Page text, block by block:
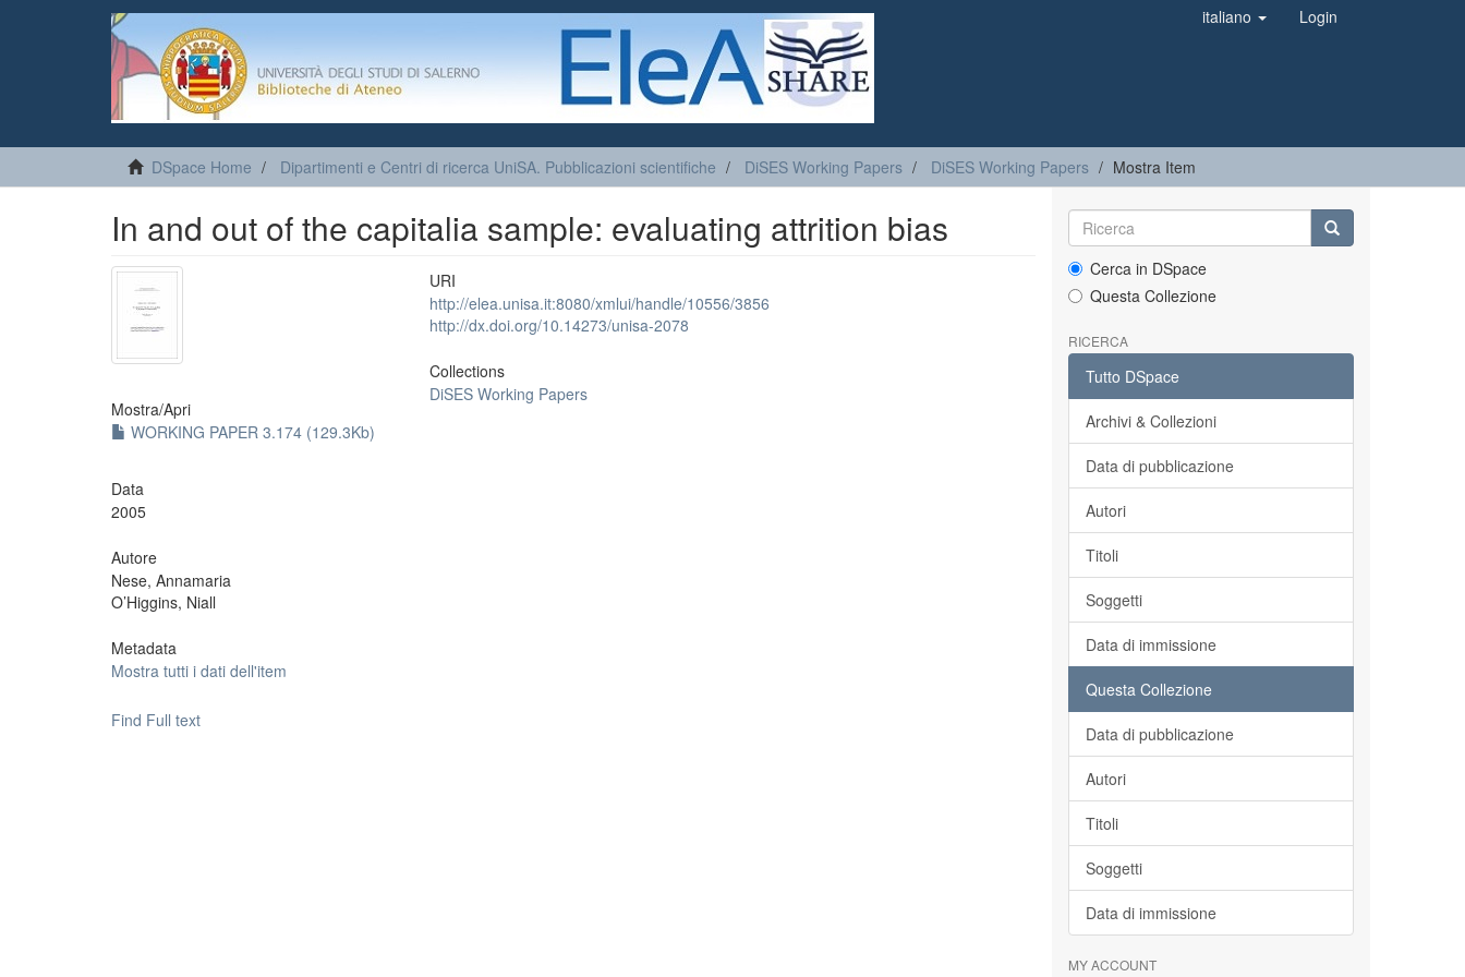
italiano Login
DSpace Home Dipartimenti e Centri di ricerca UniSA. Pubblicazioni scientifiche DiSES Working Papers DiSES Working Papers Mostra Item
In and out of the capitalia sample: evaluating attrition bias
Mostra/Apri
WORKING PAPER 3.174 (129.3Kb)
Data
2005
Autore
Nese, Annamaria
O’Higgins, Niall
Metadata
Mostra tutti i dati dell'item
URI
http://elea.unisa.it:8080/xmlui/handle/10556/3856
http://dx.doi.org/10.14273/unisa-2078
Collections
DiSES Working Papers
Find Full text
Cerca in DSpace
Questa Collezione
RICERCA
Tutto DSpace
Archivi & Collezioni
Data di pubblicazione
Autori
Titoli
Soggetti
Data di immissione
Questa Collezione
Data di pubblicazione
Autori
Titoli
Soggetti
Data di immissione
MY ACCOUNT